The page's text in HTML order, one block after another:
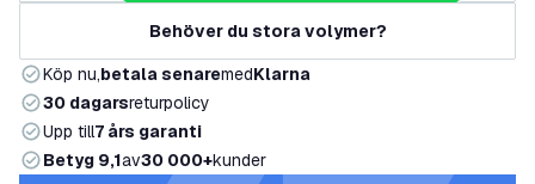
Behöver du stora volymer?
Köp nu,betala senaremedKlarna
30 dagarsreturpolicy
Upp till7 års garanti
Betyg 9,1av30 000+kunder